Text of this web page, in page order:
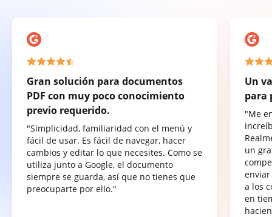
Gran solución para documentos
PDF con muy poco conocimiento
previo requerido.
"Simplicidad, familiaridad con el menú y
fácil de usar. Es fácil de navegar, hacer
cambios y editar lo que necesites. Como se
utiliza junto a Google, el documento
siempre se guarda, así que no tienes que
preocuparte por ello."
Un
para
"Me
un
a los
en